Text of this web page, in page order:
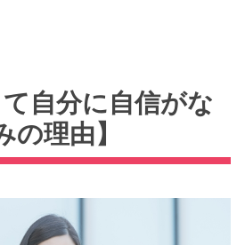
自分に自信がな
の理由】